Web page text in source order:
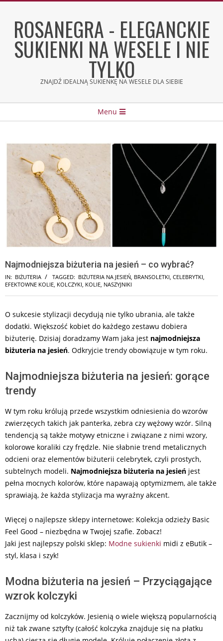
contentROSANEGRA - ELEGANCKIE
SUKIENKI NA WESELE I NIE
TYLKO
ZNAJDŹ IDEALNĄ SUKIENKĘ NA WESELE DLA SIEBIE
Menu
Najmodniejsza biżuteria na jesień – co wybrać?
IN: BIŻUTERIA TAGGED: BIŻUTERIA NA JESIEŃ, BRANSOLETKI, CELEBRYTKI,
EFEKTOWNE KOLIE, KOLCZYKI, KOLIE, NASZYJNIKI
O sukcesie stylizacji decydują nie tylko ubrania, ale także
dodatki. Większość kobiet do każdego zestawu dobiera
biżuterię. Dzisiaj doradzamy Wam jaka jest najmodniejsza
biżuteria na jesień. Odkryjcie trendy obowiązuje w tym roku.
Najmodniejsza biżuteria na jesień: gorące
trendy
W tym roku królują przede wszystkim odniesienia do wzorów
zwierzęcych takich jak panterka, zebra czy wężowy wzór. Silną
tendencją są także motywy etniczne i związane z nimi wzory,
kolorowe koraliki czy frędzle. Nie słabnie trend metalicznych
odcieni oraz elementów biżuterii celebrytek, czyli prostych,
subtelnych modeli. Najmodniejsza biżuteria na jesień jest
pełna mocnych kolorów, które napawają optymizmem, ale także
sprawiają, że każda stylizacja ma wyraźny akcent.
Więcej o najlepsze sklepy internetowe: Kolekcja odzieży Basic
Feel Good – niezbędna w Twojej szafie. Zobacz!
Jaki jest najlepszy polski sklep: Modne sukienki midi z eButik –
styl, klasa i szyk!
Modna biżuteria na jesień – Przyciągające
wzrok kolczyki
Zacznijmy od kolczyków. Jesienią o wiele większą popularnością
niż tak zwane sztyfty (całość kolczyka znajduje się na płatku